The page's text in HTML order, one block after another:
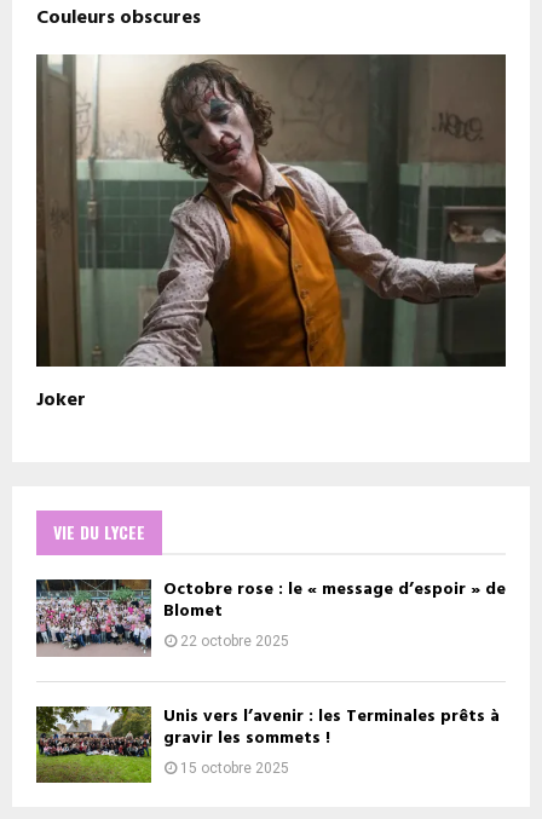
Couleurs obscures
Joker
VIE DU LYCEE
Octobre rose : le « message d’espoir » de
Blomet
22 octobre 2025
Unis vers l’avenir : les Terminales prêts à
gravir les sommets !
15 octobre 2025